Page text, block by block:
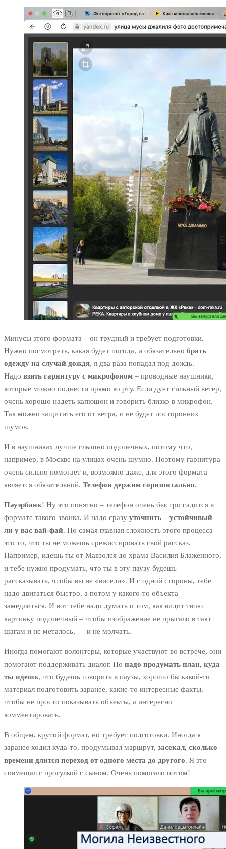
Минусы этого формата – он трудный и требует подготовки.
Нужно посмотреть, какая будет погода, и обязательно брать
одежду на случай дождя, я два раза попадал под дождь.
Надо взять гарнитуру с микрофоном – проводные наушники,
которые можно поднести прямо ко рту. Если дует сильный ветер,
очень хорошо надеть капюшон и говорить близко в микрофон.
Так можно защитить его от ветра, и не будет посторонних
шумов.
И в наушниках лучше слышно подопечных, потому что,
например, в Москве на улицах очень шумно. Поэтому гарнитура
очень сильно помогает и, возможно даже, для этого формата
является обязательной. Телефон держим горизонтально.
Пауэрбанк! Ну это понятно – телефон очень быстро садится в
формате такого звонка. И надо сразу уточнить – устойчивый
ли у вас вай-фай. Но самая главная сложность этого процесса –
это то, что ты не можешь срежиссировать свой рассказ.
Например, идешь ты от Мавзолея до храма Василия Блаженного,
и тебе нужно продумать, что ты в эту паузу будешь
рассказывать, чтобы вы не «висели». И с одной стороны, тебе
надо двигаться быстро, а потом у какого-то объекта
замедлиться. И вот тебе надо думать о том, как видит твою
картинку подопечный – чтобы изображение не прыгало в такт
шагам и не металось, — и не молчать.
Иногда помогают волонтеры, которые участвуют во встрече, они
помогают поддерживать диалог. Но надо продумать план, куда
ты идешь, что будешь говорить в паузы, хорошо бы какой-то
материал подготовить заранее, какие-то интересные факты,
чтобы не просто показывать объекты, а интересно
комментировать.
В общем, крутой формат, но требует подготовки. Иногда я
заранее ходил куда-то, продумывал маршрут, засекал, сколько
времени длится переход от одного места до другого. Я это
совмещал с прогулкой с сыном. Очень помогало потом!